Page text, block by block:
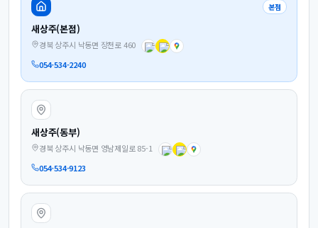
본점
새상주(본점)
경북 상주시 낙동면 장천로 460
054-534-2240
새상주(동부)
경북 상주시 낙동면 영남제일로 85-1
054-534-9123